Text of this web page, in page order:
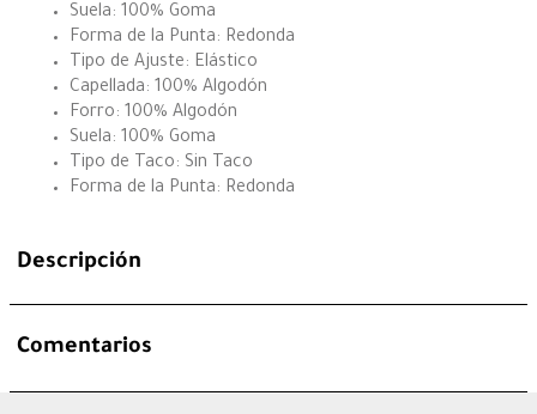
Suela: 100% Goma
Forma de la Punta: Redonda
Tipo de Ajuste: Elástico
Capellada: 100% Algodón
Forro: 100% Algodón
Suela: 100% Goma
Tipo de Taco: Sin Taco
Forma de la Punta: Redonda
Descripción
Comentarios